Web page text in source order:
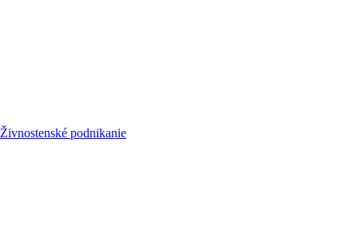
Živnostenské podnikanie